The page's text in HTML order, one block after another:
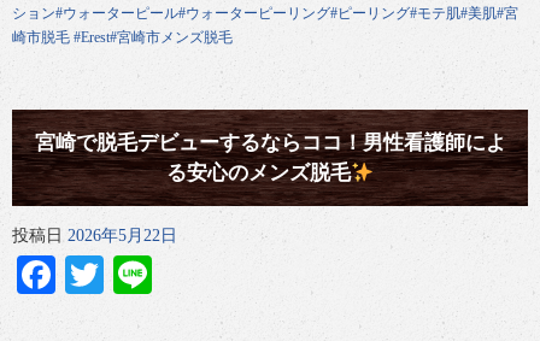
ション#ウォーターピール#ウォーターピーリング#ピーリング#モテ肌#美肌#宮
崎市脱毛 #Erest#宮崎市メンズ脱毛
宮崎で脱毛デビューするならココ！男性看護師によ
る安心のメンズ脱毛
投稿日 2026年5月22日
Facebook
Twitter